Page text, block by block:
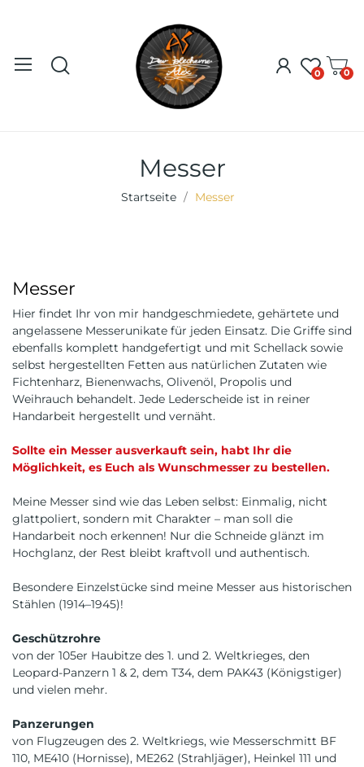
0 0
Messer
Startseite Messer
Messer
Hier findet Ihr von mir handgeschmiedete, gehärtete und
angelassene Messerunikate für jeden Einsatz. Die Griffe sind
ebenfalls komplett handgefertigt und mit Schellack sowie
selbst hergestellten Fetten aus natürlichen Zutaten wie
Fichtenharz, Bienenwachs, Olivenöl, Propolis und
Weihrauch behandelt. Jede Lederscheide ist in reiner
Handarbeit hergestellt und vernäht.
Sollte ein Messer ausverkauft sein, habt Ihr die
Möglichkeit, es Euch als Wunschmesser zu bestellen.
Meine Messer sind wie das Leben selbst: Einmalig, nicht
glattpoliert, sondern mit Charakter – man soll die
Handarbeit noch erkennen! Nur die Schneide glänzt im
Hochglanz, der Rest bleibt kraftvoll und authentisch.
Besondere Einzelstücke sind meine Messer aus historischen
Stählen (1914–1945)!
Geschützrohre
von der 105er Haubitze des 1. und 2. Weltkrieges, den
Leopard-Panzern 1 & 2, dem T34, dem PAK43 (Königstiger)
und vielen mehr.
Panzerungen
von Flugzeugen des 2. Weltkriegs, wie Messerschmitt BF
110, ME410 (Hornisse), ME262 (Strahljäger), Heinkel 111 und